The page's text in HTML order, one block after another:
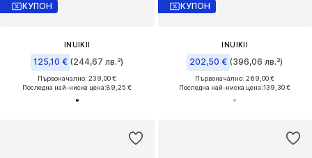
КУПОН
INUIKII
125,10 € (244,67 лв.³)
Първоначално: 239,00 €
Последна най-ниска цена:89,25 €
КУПОН
INUIKII
202,50 € (396,06 лв.³)
Първоначално: 269,00 €
Последна най-ниска цена:139,30 €